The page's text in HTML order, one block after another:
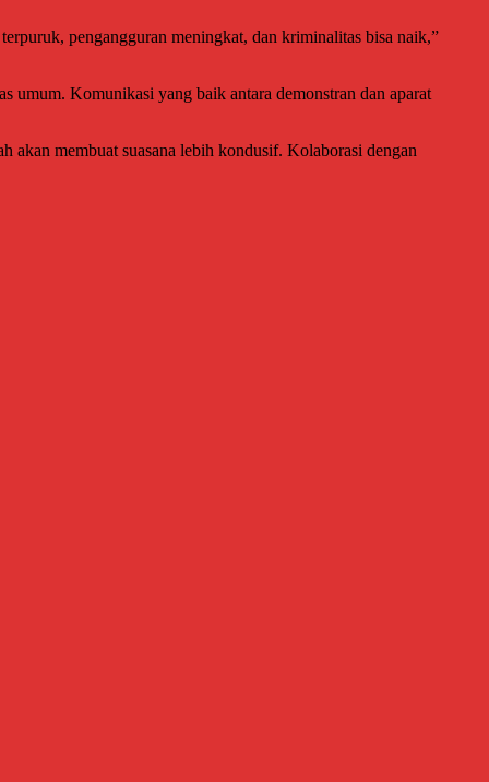
pengangguran meningkat, dan kriminalitas bisa naik,”
umum. Komunikasi yang baik antara demonstran dan aparat
akan membuat suasana lebih kondusif. Kolaborasi dengan